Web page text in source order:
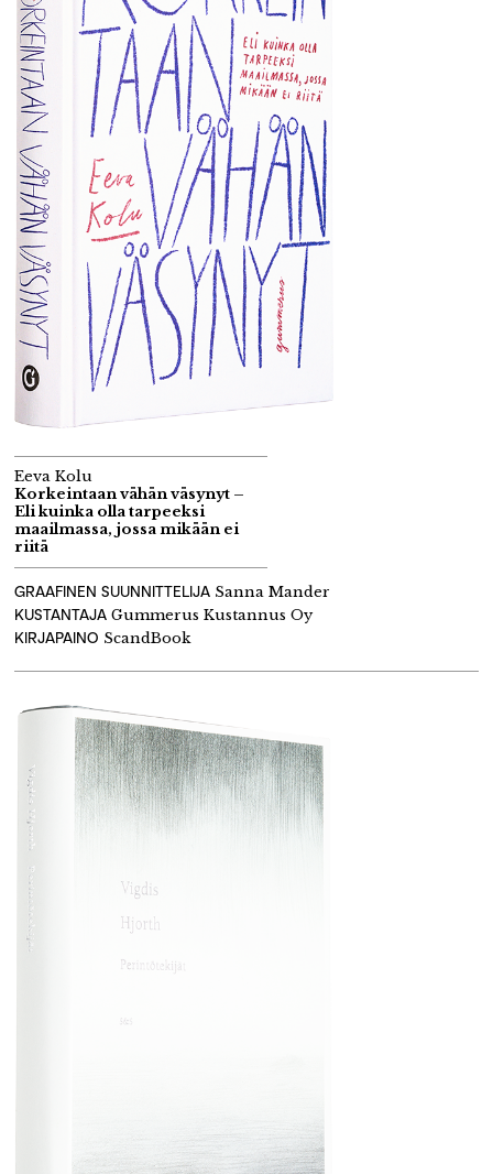
Eeva Kolu
Korkeintaan vähän väsynyt –
Eli kuinka olla tarpeeksi
maailmassa, jossa mikään ei
riitä
GRAAFINEN SUUNNITTELIJA Sanna Mander
KUSTANTAJA Gummerus Kustannus Oy
KIRJAPAINO ScandBook